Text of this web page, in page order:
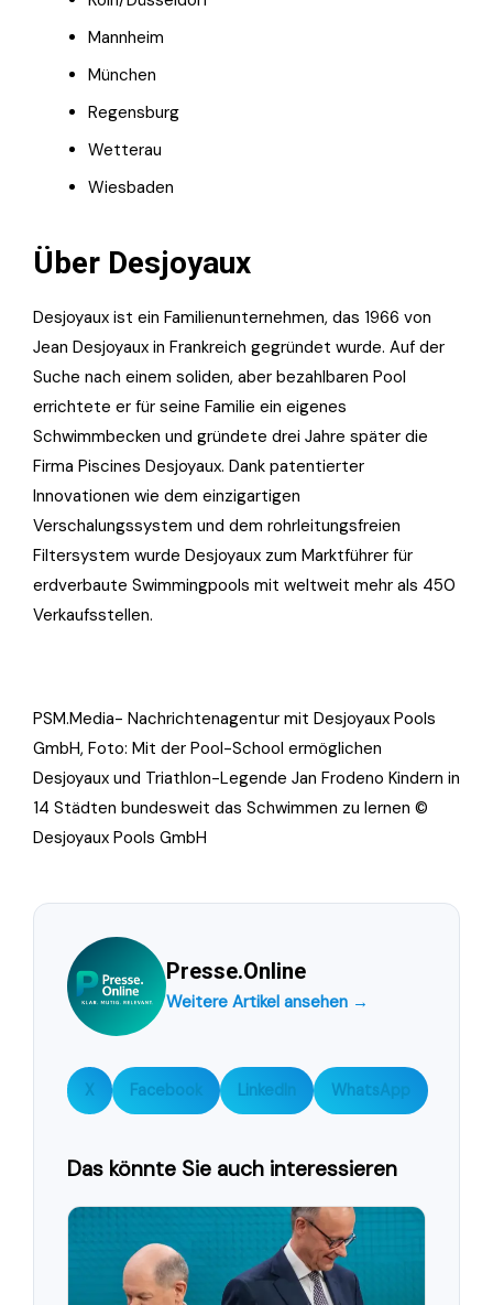
Mannheim
München
Regensburg
Wetterau
Wiesbaden
Über Desjoyaux
Desjoyaux ist ein Familienunternehmen, das 1966 von
Jean Desjoyaux in Frankreich gegründet wurde. Auf der
Suche nach einem soliden, aber bezahlbaren Pool
errichtete er für seine Familie ein eigenes
Schwimmbecken und gründete drei Jahre später die
Firma Piscines Desjoyaux. Dank patentierter
Innovationen wie dem einzigartigen
Verschalungssystem und dem rohrleitungsfreien
Filtersystem wurde Desjoyaux zum Marktführer für
erdverbaute Swimmingpools mit weltweit mehr als 450
Verkaufsstellen.
PSM.Media- Nachrichtenagentur mit Desjoyaux Pools
GmbH, Foto: Mit der Pool-School ermöglichen
Desjoyaux und Triathlon-Legende Jan Frodeno Kindern in
14 Städten bundesweit das Schwimmen zu lernen ©
Desjoyaux Pools GmbH
Presse.Online
Weitere Artikel ansehen →
X Facebook LinkedIn WhatsApp
Das könnte Sie auch interessieren